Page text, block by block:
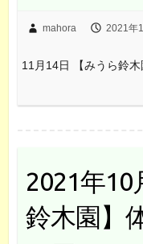
mahora 2021年
11月14日 【みうら鈴
2021年10
鈴木園】